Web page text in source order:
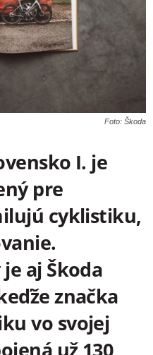
Foto: Škoda
I. je
pre
cyklistiku,
aj Škoda
značka
vo svojej
už 130